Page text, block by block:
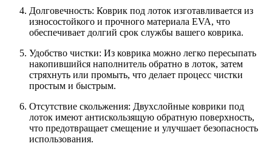
Долговечность: Коврик под лоток изготавливается из
износостойкого и прочного материала EVA, что
обеспечивает долгий срок службы вашего коврика.
Удобство чистки: Из коврика можно легко пересыпать
накопившийся наполнитель обратно в лоток, затем
стряхнуть или промыть, что делает процесс чистки
простым и быстрым.
Отсутствие скольжения: Двухслойные коврики под
лоток имеют антискользящую обратную поверхность,
что предотвращает смещение и улучшает безопасность
использования.